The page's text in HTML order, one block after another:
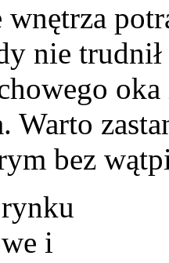
nie
Warto
bez